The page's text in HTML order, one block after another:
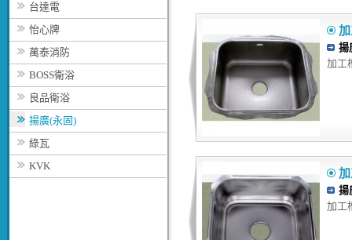
台達電
怡心牌
萬泰消防
BOSS衛浴
良品衛浴
揚廣(永固)
綠瓦
KVK
揚
加工
揚
加工